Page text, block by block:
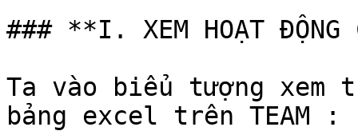
### **I. XEM HOẠT ĐỘNG
Ta vào biểu tượng xem
bảng excel trên TEAM :